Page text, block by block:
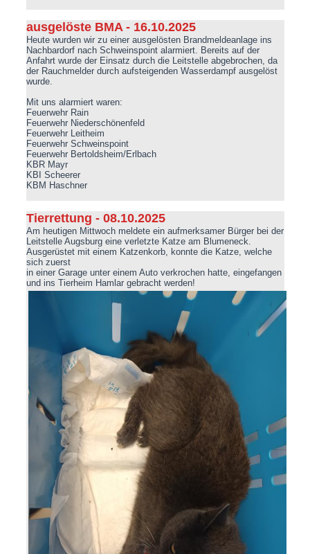
ausgelöste BMA - 16.10.2025
Heute wurden wir zu einer ausgelösten Brandmeldeanlage ins
Nachbardorf nach Schweinspoint alarmiert. Bereits auf der
Anfahrt wurde der Einsatz durch die Leitstelle abgebrochen, da
der Rauchmelder durch aufsteigenden Wasserdampf ausgelöst
wurde.
Mit uns alarmiert waren:
Feuerwehr Rain
Feuerwehr Niederschönenfeld
Feuerwehr Leitheim
Feuerwehr Schweinspoint
Feuerwehr Bertoldsheim/Erlbach
KBR Mayr
KBI Scheerer
KBM Haschner
Tierrettung - 08.10.2025
Am heutigen Mittwoch meldete ein aufmerksamer Bürger bei der
Leitstelle Augsburg eine verletzte Katze am Blumeneck.
Ausgerüstet mit einem Katzenkorb, konnte die Katze, welche
sich zuerst
in einer Garage unter einem Auto verkrochen hatte, eingefangen
und ins Tierheim Hamlar gebracht werden!